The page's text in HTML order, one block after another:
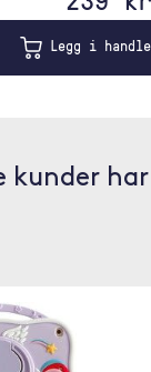
Legg i
kunder